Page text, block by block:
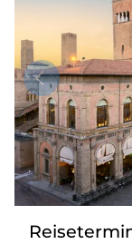
Bus mieten
Über bus
Radio!
Sie befinden